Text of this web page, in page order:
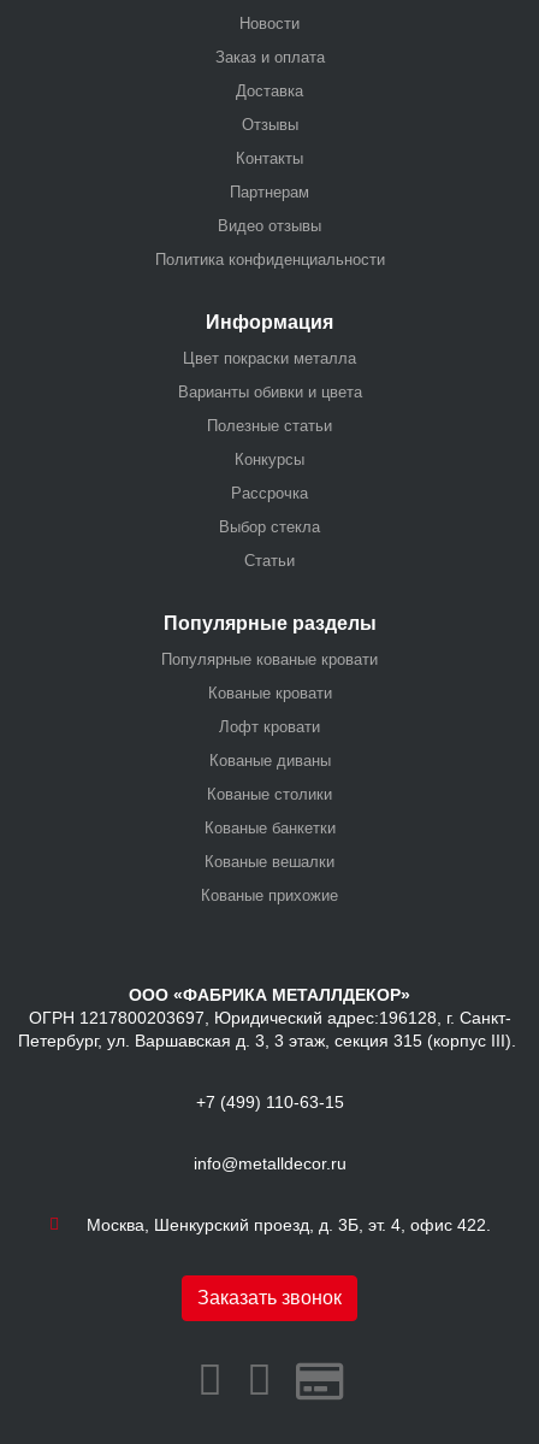
Новости
Заказ и оплата
Доставка
Отзывы
Контакты
Партнерам
Видео отзывы
Политика конфиденциальности
Информация
Цвет покраски металла
Варианты обивки и цвета
Полезные статьи
Конкурсы
Рассрочка
Выбор стекла
Статьи
Популярные разделы
Популярные кованые кровати
Кованые кровати
Лофт кровати
Кованые диваны
Кованые столики
Кованые банкетки
Кованые вешалки
Кованые прихожие
ООО «ФАБРИКА МЕТАЛЛДЕКОР»
ОГРН 1217800203697, Юридический адрес:196128, г. Санкт-
Петербург, ул. Варшавская д. 3, 3 этаж, секция 315 (корпус III).
+7 (499) 110-63-15
info@metalldecor.ru
Москва, Шенкурский проезд, д. 3Б, эт. 4, офис 422.
Заказать звонок